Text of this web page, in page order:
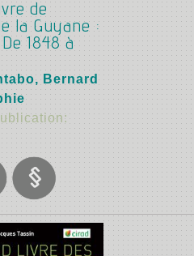
de
la Guyane :
1848 à
Bernard